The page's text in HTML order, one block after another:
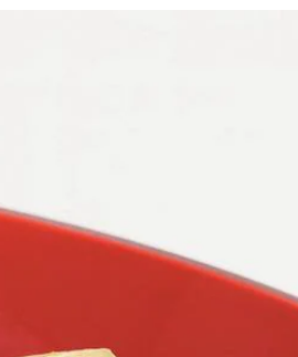
en 3 min. bakken. Rijst erdoor